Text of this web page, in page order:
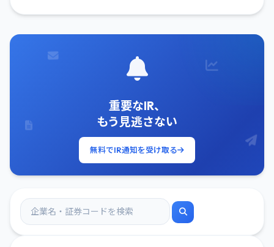
重要なIR、
もう見逃さない
無料でIR通知を受け取る